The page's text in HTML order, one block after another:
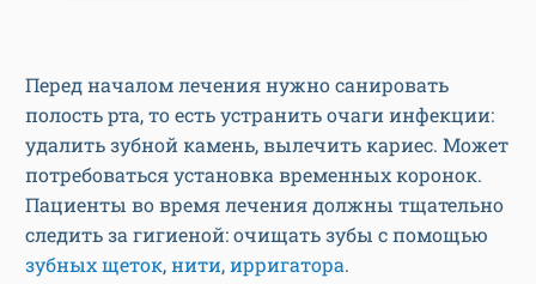
Перед началом лечения нужно санировать
полость рта, то есть устранить очаги инфекции:
удалить зубной камень, вылечить кариес. Может
потребоваться установка временных коронок.
Пациенты во время лечения должны тщательно
следить за гигиеной: очищать зубы с помощью
зубных щеток,нити,ирригатора.